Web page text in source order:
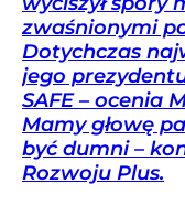
zwaśnionymi
Dotychczas
jego
SAFE – ocenia
Mamy głowę
być dumni –
Rozwoju Plus.